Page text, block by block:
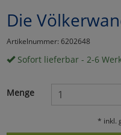
Die
Artikelnummer: 6202648
Sofort lieferbar - 2-6
Menge
* inkl.
Marketing
Umfragetools
Cookies